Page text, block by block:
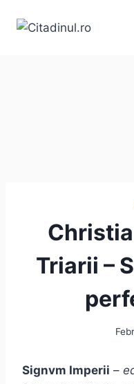
Triarii –
Signvm Imperii –